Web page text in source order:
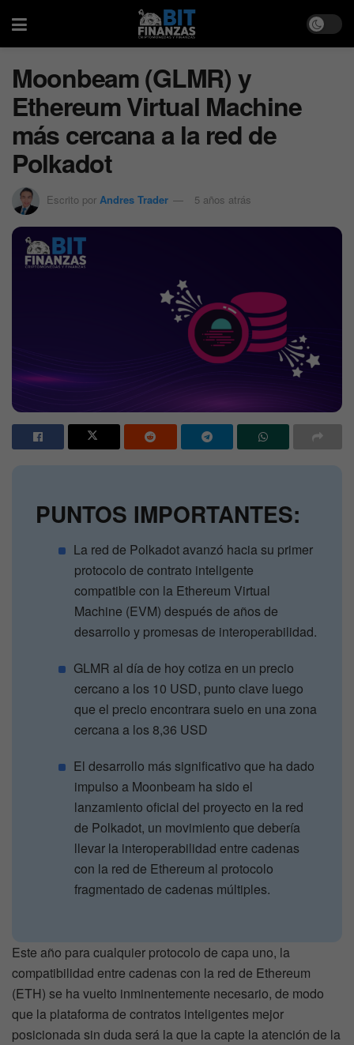
Moonbeam (GLMR) y
Ethereum Virtual Machine
más cercana a la red de
Polkadot
Escrito por Andres Trader 5 años atrás
PUNTOS IMPORTANTES:
La red de Polkadot avanzó hacia su primer
protocolo de contrato inteligente
compatible con la Ethereum Virtual
Machine (EVM) después de años de
desarrollo y promesas de interoperabilidad.
GLMR al día de hoy cotiza en un precio
cercano a los 10 USD, punto clave luego
que el precio encontrara suelo en una zona
cercana a los 8,36 USD
El desarrollo más significativo que ha dado
impulso a Moonbeam ha sido el
lanzamiento oficial del proyecto en la red
de Polkadot, un movimiento que debería
llevar la interoperabilidad entre cadenas
con la red de Ethereum al protocolo
fragmentado de cadenas múltiples.
Este año para cualquier protocolo de capa uno, la
compatibilidad entre cadenas con la red de Ethereum
(ETH) se ha vuelto inminentemente necesario, de modo
que la plataforma de contratos inteligentes mejor
posicionada sin duda será la que la capte la atención de la